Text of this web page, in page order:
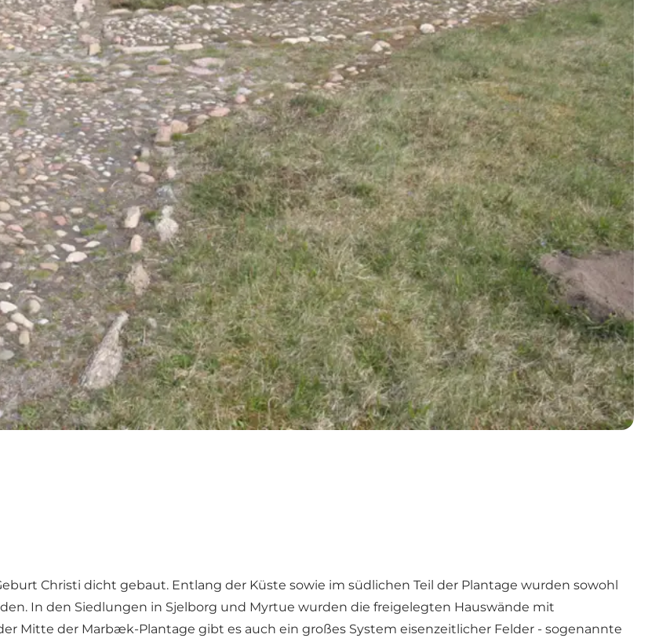
Christi dicht gebaut. Entlang der Küste sowie im südlichen Teil der Plantage wurden sowohl
In den Siedlungen in Sjelborg und Myrtue wurden die freigelegten Hauswände mit
Mitte der Marbæk-Plantage gibt es auch ein großes System eisenzeitlicher Felder - sogenannte